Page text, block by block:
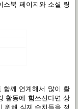
스북 페이지와 소셜 링
함께 연계해서 많이 활
활동에 힘쓰신다면 상
위해 실제 수치들을 정